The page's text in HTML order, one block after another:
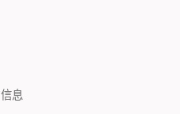
信息